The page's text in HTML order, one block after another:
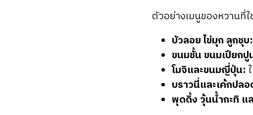
ตัวอย่างเมนูของหวานที่
บัวลอย ไข่มุก ลูกชุบ:
ขนมชั้น ขนมเปียก
โมจิและขนมญี่ปุ่น:
บราวนี่และเค้กปล
พุดดิ้ง วุ้นน้ำกะทิ แ